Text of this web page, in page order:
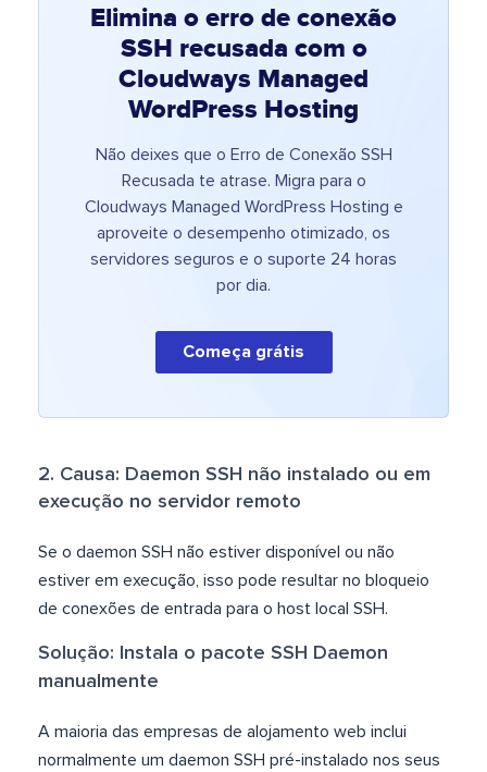
Elimina o erro de conexão
SSH recusada com o
Cloudways Managed
WordPress Hosting
Não deixes que o Erro de Conexão SSH
Recusada te atrase. Migra para o
Cloudways Managed WordPress Hosting e
aproveite o desempenho otimizado, os
servidores seguros e o suporte 24 horas
por dia.
Começa grátis
2. Causa: Daemon SSH não instalado ou em
execução no servidor remoto
Se o daemon SSH não estiver disponível ou não
estiver em execução, isso pode resultar no bloqueio
de conexões de entrada para o host local SSH.
Solução: Instala o pacote SSH Daemon
manualmente
A maioria das empresas de alojamento web inclui
normalmente um daemon SSH pré-instalado nos seus